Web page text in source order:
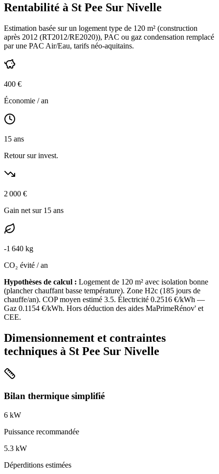
Rentabilité à St Pee Sur Nivelle
Estimation basée sur un logement type de 120 m² (construction
après 2012 (RT2012/RE2020)), PAC ou gaz condensation remplacé
par une PAC Air/Eau, tarifs néo-aquitains.
400 €
Économie / an
15 ans
Retour sur invest.
2 000 €
Gain net sur 15 ans
-1 640 kg
CO₂ évité / an
Hypothèses de calcul : Logement de 120 m² avec isolation bonne
(plancher chauffant basse température). Zone H2c (185 jours de
chauffe/an). COP moyen estimé 3.5. Électricité 0.2516 €/kWh —
Gaz 0.1154 €/kWh. Hors déduction des aides MaPrimeRénov' et
CEE.
Dimensionnement et contraintes
techniques à St Pee Sur Nivelle
Bilan thermique simplifié
6 kW
Puissance recommandée
5.3 kW
Déperditions estimées